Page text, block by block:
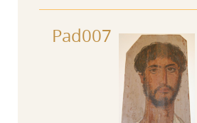
Pad007